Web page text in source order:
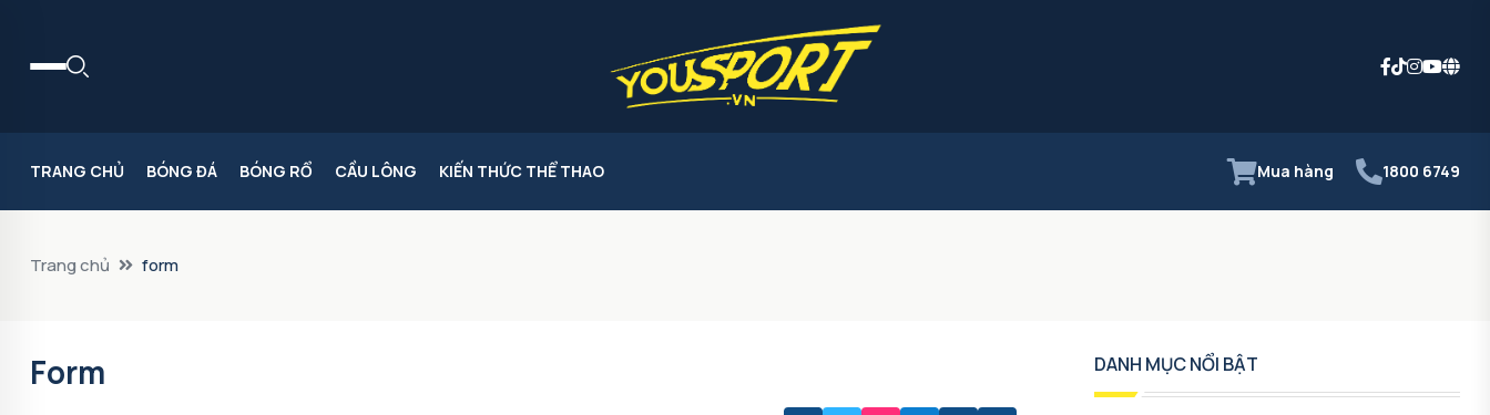
TRANG CHỦ BÓNG ĐÁ BÓNG RỔ CẦU LÔNG KIẾN THỨC THỂ THAO Mua hàng 1800 6749
Trang chủ form
Form DANH MỤC NỔI BẬT